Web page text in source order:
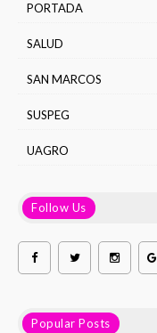
PORTADA
SALUD
SAN MARCOS
SUSPEG
UAGRO
Follow Us
Popular Posts